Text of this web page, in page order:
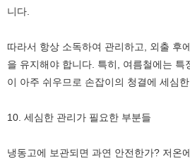
니다.
따라서 항상 소독하여 관리하고, 외출 후
을 유지해야 합니다. 특히, 여름철에는 특
이 아주 쉬우므로 손잡이의 청결에 세심
10. 세심한 관리가 필요한 부분들
냉동고에 보관되면 과연 안전한가? 저온